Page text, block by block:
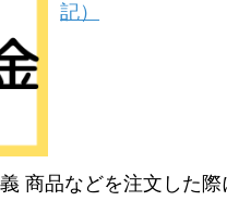
記）
義 商品などを注文した